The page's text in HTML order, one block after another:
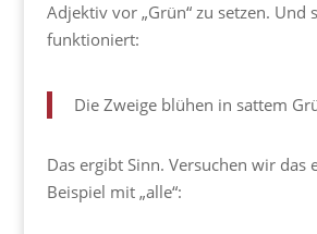
Adjektiv vor „Grün“ zu setzen. Und
funktioniert:
Die Zweige blühen in sattem
Das ergibt Sinn. Versuchen wir das
Beispiel mit „alle“: